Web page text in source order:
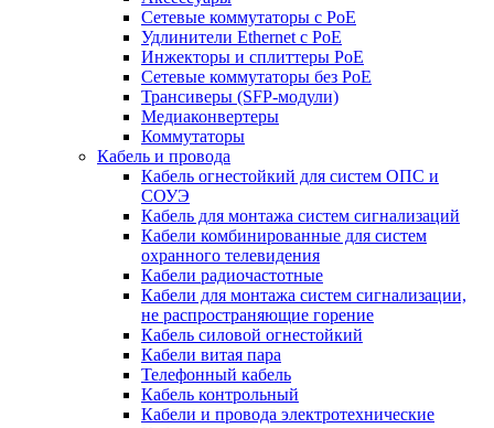
Сетевые коммутаторы с РоЕ
Удлинители Ethernet с PoE
Инжекторы и сплиттеры РоЕ
Сетевые коммутаторы без РоЕ
Трансиверы (SFP-модули)
Медиаконвертеры
Коммутаторы
Кабель и провода
Кабель огнестойкий для систем ОПС и
СОУЭ
Кабель для монтажа систем сигнализаций
Кабели комбинированные для систем
охранного телевидения
Кабели радиочастотные
Кабели для монтажа систем сигнализации,
не распространяющие горение
Кабель силовой огнестойкий
Кабели витая пара
Телефонный кабель
Кабель контрольный
Кабели и провода электротехнические